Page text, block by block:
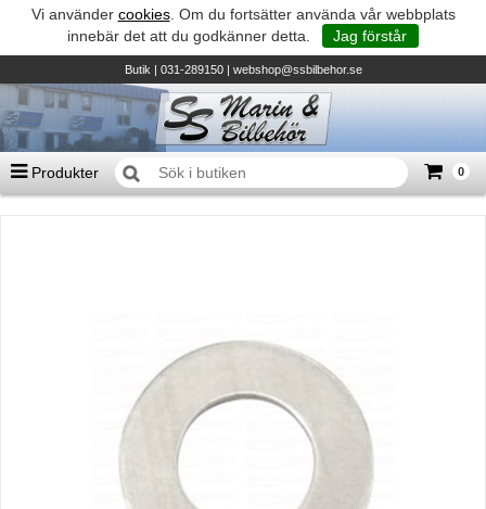
Vi använder cookies. Om du fortsätter använda vår webbplats
innebär det att du godkänner detta.
Jag förstår
Butik| 031-289150 | webshop@ssbilbehor.se
Produkter 0
Suzumar - Gummibåtar
Honda - Utombordare
HonWave - Gummibåtar
Honda - Elverk & Pumpar